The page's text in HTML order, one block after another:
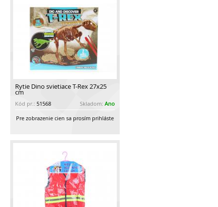
Rytie Dino svietiace T-Rex 27x25
cm
Kód pr.: 51568 Skladom: Ano
Pre zobrazenie cien sa prosím prihláste